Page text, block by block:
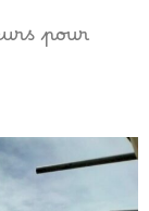
pour